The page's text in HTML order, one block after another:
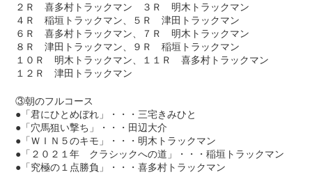
２Ｒ 喜多村トラックマン ３Ｒ 明木トラックマン
４Ｒ 稲垣トラックマン、５Ｒ 津田トラックマン
６Ｒ 喜多村トラックマン、７Ｒ 明木トラックマン
８Ｒ 津田トラックマン、９Ｒ 稲垣トラックマン
１０Ｒ 明木トラックマン、１１Ｒ 喜多村トラックマン
１２Ｒ 津田トラックマン
③朝のフルコース
●「君にひとめぼれ」・・・三宅きみひと
●「穴馬狙い撃ち」・・・田辺大介
●「ＷＩＮ５のキモ」・・・明木トラックマン
●「２０２１年 クラシックへの道」・・・稲垣トラックマン
●「究極の１点勝負」・・・喜多村トラックマン